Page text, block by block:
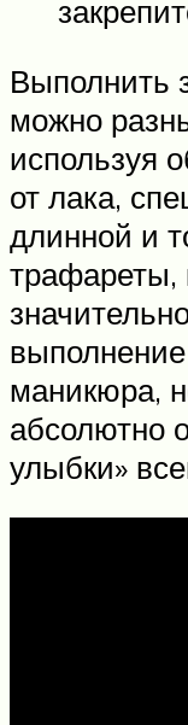
Выполнить
можно
используя
от лака,
длинной и
трафареты,
маникюра,
абсолютно
улыбки»